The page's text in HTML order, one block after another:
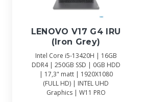
LENOVO V17 G4 IRU
(Iron Grey)
Intel Core i5-13420H | 16GB
DDR4 | 250GB SSD | 0GB HDD
| 17,3" matt | 1920X1080
(FULL HD) | INTEL UHD
Graphics | W11 PRO